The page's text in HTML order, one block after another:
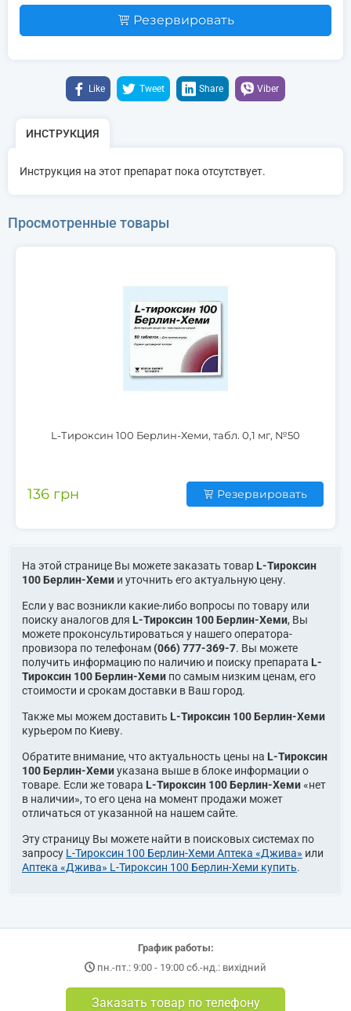
Резервировать
Like Tweet Share Viber
ИНСТРУКЦИЯ
Инструкция на этот препарат пока отсутствует.
Просмотренные товары
L-Тироксин 100 Берлин-Хеми, табл. 0,1 мг, №50
Резервировать
136 грн
На этой странице Вы можете заказать товар L-Тироксин
100 Берлин-Хеми и уточнить его актуальную цену.
Если у вас возникли какие-либо вопросы по товару или
поиску аналогов для L-Тироксин 100 Берлин-Хеми, Вы
можете проконсультироваться у нашего оператора-
провизора по телефонам (066) 777-369-7. Вы можете
получить информацию по наличию и поиску препарата L-
Тироксин 100 Берлин-Хеми по самым низким ценам, его
стоимости и срокам доставки в Ваш город.
Также мы можем доставить L-Тироксин 100 Берлин-Хеми
курьером по Киеву.
Обратите внимание, что актуальность цены на L-Тироксин
100 Берлин-Хемиуказана выше в блоке информации о
товаре. Если же товара L-Тироксин 100 Берлин-Хеми«нет
в наличии», то его цена на момент продажи может
отличаться от указанной на нашем сайте.
Эту страницу Вы можете найти в поисковых системах по
запросу L-Тироксин 100 Берлин-Хеми Аптека «Джива» или
Аптека «Джива» L-Тироксин 100 Берлин-Хеми купить.
График работы:
пн.-пт.: 9:00 - 19:00 сб.-нд.: вихідний
Заказать товар по телефону